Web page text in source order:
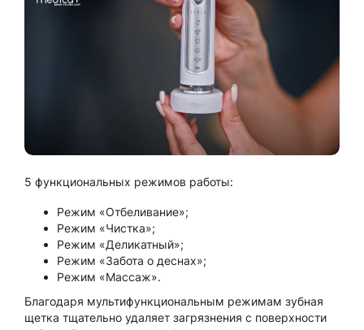
5 функциональных режимов работы:
Режим «Отбеливание»;
Режим «Чистка»;
Режим «Деликатный»;
Режим «Забота о деснах»;
Режим «Массаж».
Благодаря мультифункциональным режимам зубная
щетка тщательно удаляет загрязнения с поверхности